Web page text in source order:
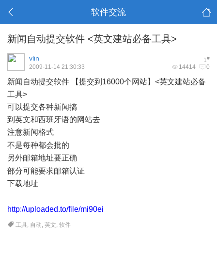
软件交流
新闻自动提交软件 <英文建站必备工具>
1#
vlin
14414 0
2009-11-14 21:30:33
新闻自动提交软件 【提交到16000个网站】<英文建站必备
工具>
可以提交各种新闻搞
到英文和西班牙语的网站去
注意新闻格式
不是每种都会批的
另外邮箱地址要正确
部分可能要求邮箱认证
下载地址
http://uploaded.to/file/mi90ei
工具, 自动,英文,软件